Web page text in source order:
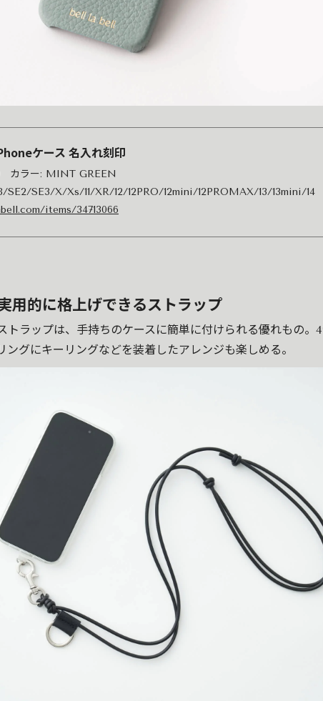
ケース 名入れ刻印
カラー: MINT GREEN
SE2/SE3/X/Xs/11/XR/12/12PRO/12mini/12PROMAX/13/13mini/14
items/34713066
用的に格上げできるストラップ
トラップは、手持ちのケースに簡単に付けられる優れもの。
ングにキーリングなどを装着したアレンジも楽しめる。